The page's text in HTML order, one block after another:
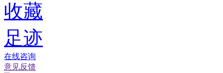
收藏
足迹
在线咨询
意见反馈